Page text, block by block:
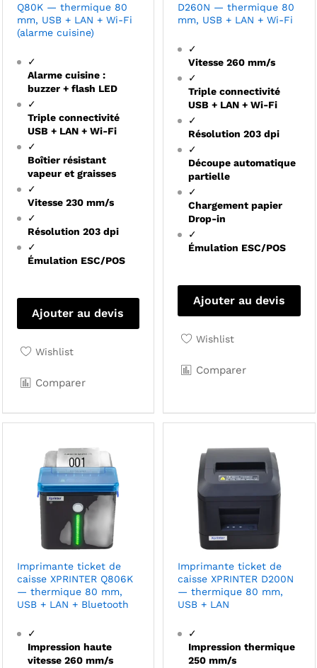
Q80K — thermique 80
mm, USB + LAN + Wi-Fi
(alarme cuisine)
✓
Alarme cuisine :
buzzer + flash LED
✓
Triple connectivité
USB + LAN + Wi-Fi
✓
Boîtier résistant
vapeur et graisses
✓
Vitesse 230 mm/s
✓
Résolution 203 dpi
✓
Émulation ESC/POS
Ajouter au devis
Wishlist
Comparer
D260N — thermique 80
mm, USB + LAN + Wi-Fi
✓
Vitesse 260 mm/s
✓
Triple connectivité
USB + LAN + Wi-Fi
✓
Résolution 203 dpi
✓
Découpe automatique
partielle
✓
Chargement papier
Drop-in
✓
Émulation ESC/POS
Ajouter au devis
Wishlist
Comparer
Imprimante ticket de
caisse XPRINTER Q806K
— thermique 80 mm,
USB + LAN + Bluetooth
✓
Impression haute
vitesse 260 mm/s
Imprimante ticket de
caisse XPRINTER D200N
— thermique 80 mm,
USB + LAN
✓
Impression thermique
250 mm/s